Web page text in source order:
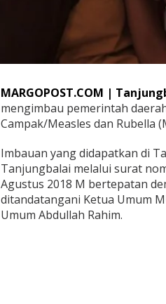
s
n
u
b
e
l
a
MARGOPOST.COM |
mengimbau pemerintah
Campak/Measles dan Rubella
Imbauan yang didapatkan di
Tanjungbalai melalui surat
Agustus 2018 M bertepatan
ditandatangani Ketua Umum
Umum Abdullah Rahim.